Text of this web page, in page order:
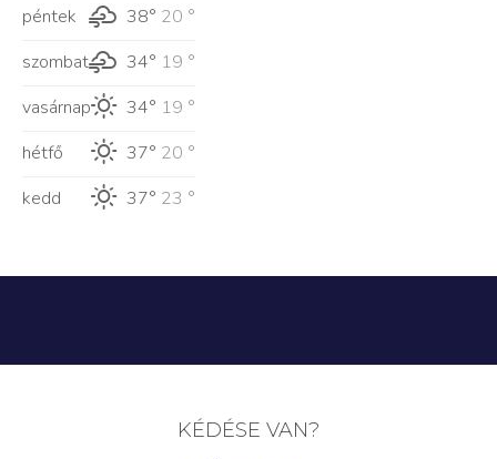
péntek 38° 20 °
szombat
34° 19 °
vasárnap
34° 19 °
hétfő
37° 20 °
kedd
37° 23 °
KÉDÉSE VAN?